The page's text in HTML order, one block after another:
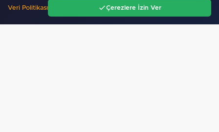
iradesine…
Veri Politikası Çerezlere İzin Ver
Gündem Ara Menü